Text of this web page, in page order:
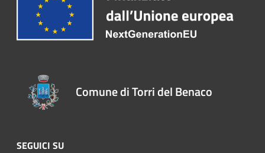
Comune di Torri del Benaco
SEGUICI SU